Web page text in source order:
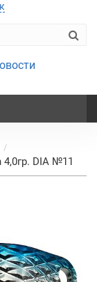
DIA №11